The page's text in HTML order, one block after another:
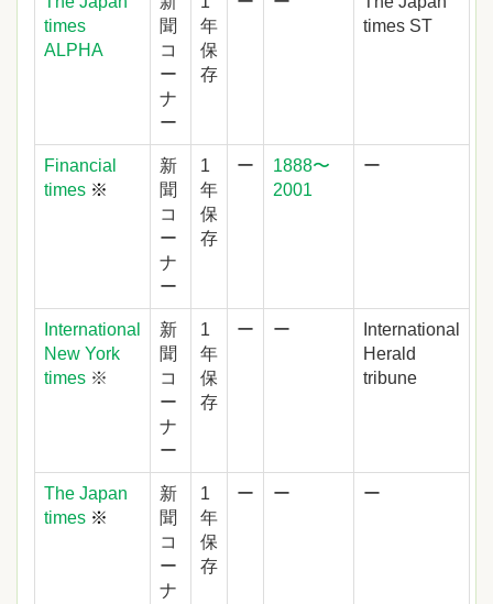
times
ALPHA
聞
コ
ー
ナ
ー
年
保
存
times ST
Financial
times ※
新
聞
コ
ー
ナ
ー
1
年
保
存
ー
1888〜
2001
ー
International
New York
times ※
新
聞
コ
ー
ナ
ー
1
年
保
存
ー ー
International
Herald
tribune
The Japan
times ※
新
聞
コ
ー
ナ
1
年
保
存
ー ー ー